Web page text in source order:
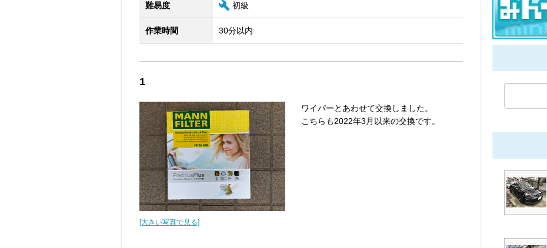
難易度 初級
作業時間 30分以内
1
[大きい写真で見る]
ワイパーとあわせて交換しました。
こちらも2022年3月以来の交換です。